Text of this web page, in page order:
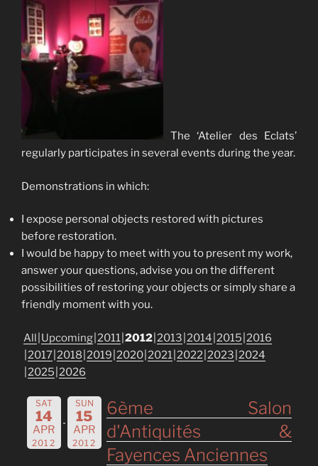
The ‘Atelier des Eclats’
regularly participates in several events during the year.
Demonstrations in which:
I expose personal objects restored with pictures
before restoration.
I would be happy to meet with you to present my work,
answer your questions, advise you on the different
possibilities of restoring your objects or simply share a
friendly moment with you.
All Upcoming 2011 2012 2013 2014 2015 2016
2017 2018 2019 2020 2021 2022 2023 2024
2025 2026
SAT
14
APR
2012
SUN
15
APR
2012
6ème Salon
d'Antiquités &
Fayences Anciennes